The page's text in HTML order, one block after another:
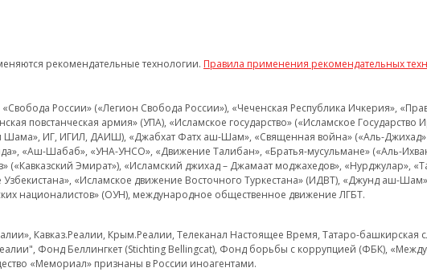
рекомендательные технологии. Правила применения рекомендательных
России» («Легион Свобода России»), «Чеченская Республика Ичкерия»,
повстанческая армия» (УПА), «Исламское государство» («Исламское
Шама», ИГ, ИГИЛ, ДАИШ), «Джабхат Фатх аш-Шам», «Священная война» («Аль-Джихад»
«Аш-Шабаб», «УНА-УНСО», «Движение Талибан», «Братья-мусульмане» («Аль-
(«Кавказский Эмират»), «Исламский джихад – Джамаат моджахедов», «Нурджулар»,
Узбекистана», «Исламское движение Восточного Туркестана» (ИДВТ), «Джунд аш-
националистов» (ОУН), международное общественное движение ЛГБТ.
Кавказ.Реалии, Крым.Реалии, Телеканал Настоящее Время, Татаро-
Фонд Беллингкет (Stichting Bellingcat), Фонд борьбы с коррупцией (ФБК),
«Мемориал» признаны в России иноагентами.